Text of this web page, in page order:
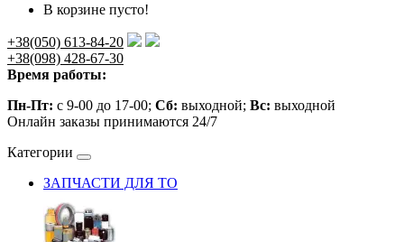
В корзине пусто!
+38(050) 613-84-20
+38(098) 428-67-30
Время работы:
Пн-Пт: с 9-00 до 17-00; Сб: выходной; Вс: выходной
Онлайн заказы принимаются 24/7
Категории
ЗАПЧАСТИ ДЛЯ ТО